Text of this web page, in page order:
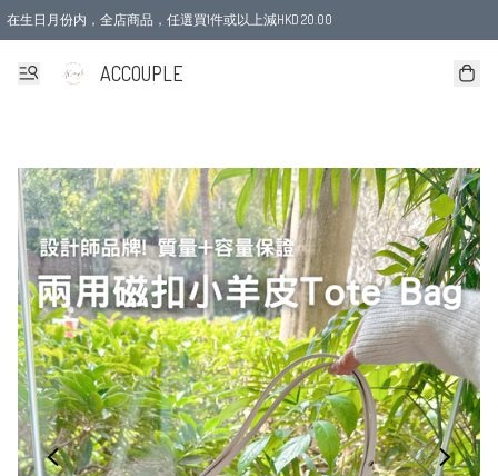
在生日月份内，全店商品，任選買1件或以上減HKD 20.00
ACCOUPLE